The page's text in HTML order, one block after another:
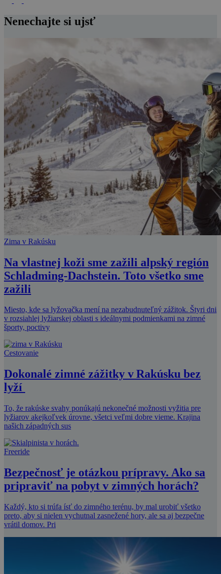
Nenechajte si ujsť
Zima v Rakúsku
Na vlastnej koži sme zažili alpský región
Schladming-Dachstein. Toto všetko sme
zažili
Miesto, kde sa lyžovačka mení na nezabudnuteľný zážitok. Štyri dni
v rozsiahlej lyžiarskej oblasti s ideálnymi podmienkami na zimné
športy, poctivy
Cestovanie
Dokonalé zimné zážitky v Rakúsku bez
lyží
To, že rakúske svahy ponúkajú nekonečné možnosti vyžitia pre
lyžiarov akejkoľvek úrovne, všetci veľmi dobre vieme. Krajina
našich západných sus
Freeride
Bezpečnosť je otázkou prípravy. Ako sa
pripraviť na pobyt v zimných horách?
Každý, kto si trúfa ísť do zimného terénu, by mal urobiť všetko
preto, aby si nielen vychutnal zasnežené hory, ale sa aj bezpečne
vrátil domov. Pri